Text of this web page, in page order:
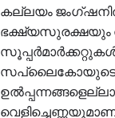
കല്ലയം
ഭക്ഷ്യസുരക്ഷയും
സപ്ലൈകോയുടെ